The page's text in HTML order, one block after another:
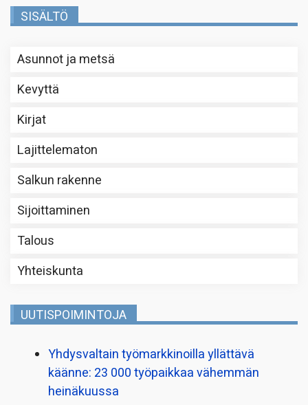
SISÄLTÖ
Asunnot ja metsä
Kevyttä
Kirjat
Lajittelematon
Salkun rakenne
Sijoittaminen
Talous
Yhteiskunta
UUTISPOIMINTOJA
Yhdysvaltain työmarkkinoilla yllättävä
käänne: 23 000 työpaikkaa vähemmän
heinäkuussa